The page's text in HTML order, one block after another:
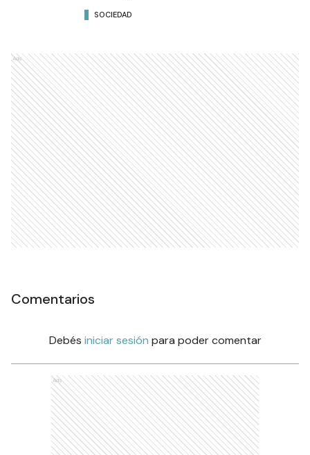
SOCIEDAD
Ads
Comentarios
Debés iniciar sesión para poder comentar
Ads